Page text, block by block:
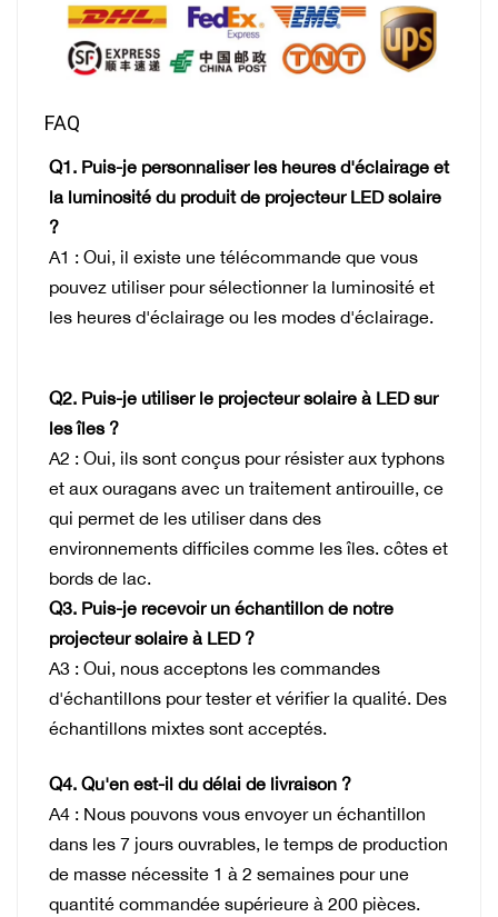
FAQ
Q1. Puis-je personnaliser les heures d'éclairage et
la luminosité du produit de projecteur LED solaire
?
A1 : Oui, il existe une télécommande que vous
pouvez utiliser pour sélectionner la luminosité et
les heures d'éclairage ou les modes d'éclairage.
Q2. Puis-je utiliser le projecteur solaire à LED sur
les îles ?
A2 : Oui, ils sont conçus pour résister aux typhons
et aux ouragans avec un traitement antirouille, ce
qui permet de les utiliser dans des
environnements difficiles comme les îles. côtes et
bords de lac.
Q3. Puis-je recevoir un échantillon de notre
projecteur solaire à LED ?
A3 : Oui, nous acceptons les commandes
d'échantillons pour tester et vérifier la qualité. Des
échantillons mixtes sont acceptés.
Q4. Qu'en est-il du délai de livraison ?
A4 : Nous pouvons vous envoyer un échantillon
dans les 7 jours ouvrables, le temps de production
de masse nécessite 1 à 2 semaines pour une
quantité commandée supérieure à 200 pièces.